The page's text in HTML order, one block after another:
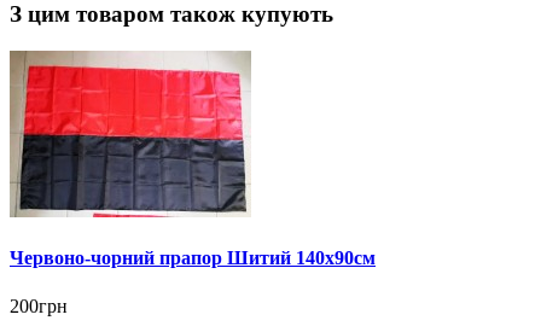
З цим товаром також купують
Червоно-чорний прапор Шитий 140х90см
200грн